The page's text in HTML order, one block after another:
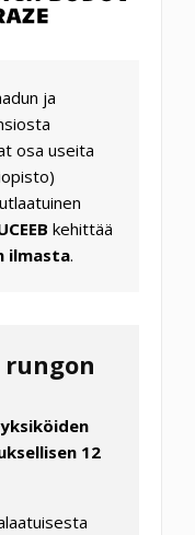
ja
osa useita
kehittää
ilmasta.
12